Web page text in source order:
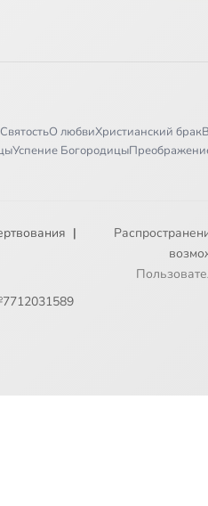
СвятостьО любвиХристианский брак
Успение Богородицы
|